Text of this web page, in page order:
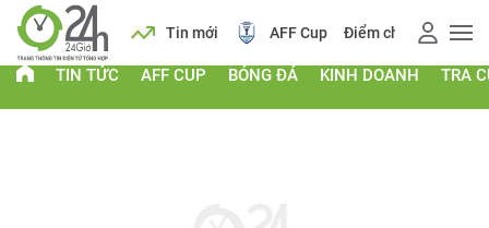
Lịch Tin mới AFF Cup Điểm chuẩn 2026
TIN TỨC AFF CUP BÓNG ĐÁ KINH DOANH TRA